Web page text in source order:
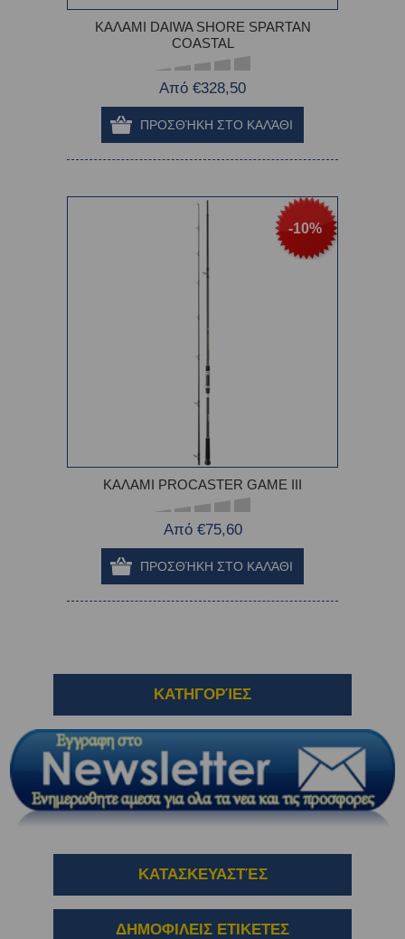
ΚΑΛΑΜΙ DAIWA SHORE SPARTAN
COASTAL
Από €328,50
-10%
ΚΑΛΑΜΙ PROCASTER GAME III
Από €75,60
ΚΑΤΗΓΟΡΊΕΣ
ΚΑΤΑΣΚΕΥΑΣΤΈΣ
ΔΗΜΟΦΙΛΕΙΣ ΕΤΙΚΕΤΕΣ